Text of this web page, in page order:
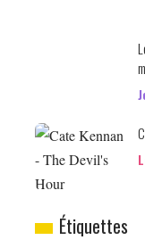
Étiquettes